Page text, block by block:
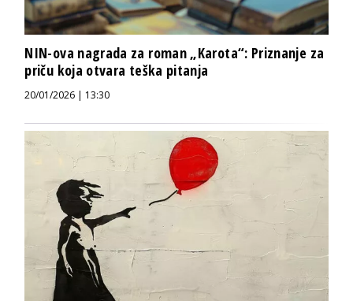
NIN-ova nagrada za roman „Karota“: Priznanje za
priču koja otvara teška pitanja
20/01/2026 | 13:30